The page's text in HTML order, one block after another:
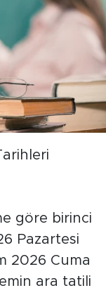
göre birinci
Pazartesi
2026 Cuma
ara tatili